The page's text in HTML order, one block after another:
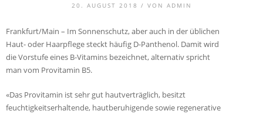
20. AUGUST 2018 / VON ADMIN
Frankfurt/Main – Im Sonnenschutz, aber auch in der üblichen
Haut- oder Haarpflege steckt häufig D-Panthenol. Damit wird
die Vorstufe eines B-Vitamins bezeichnet, alternativ spricht
man vom Provitamin B5.
«Das Provitamin ist sehr gut hautverträglich, besitzt
feuchtigkeitserhaltende, hautberuhigende sowie regenerative